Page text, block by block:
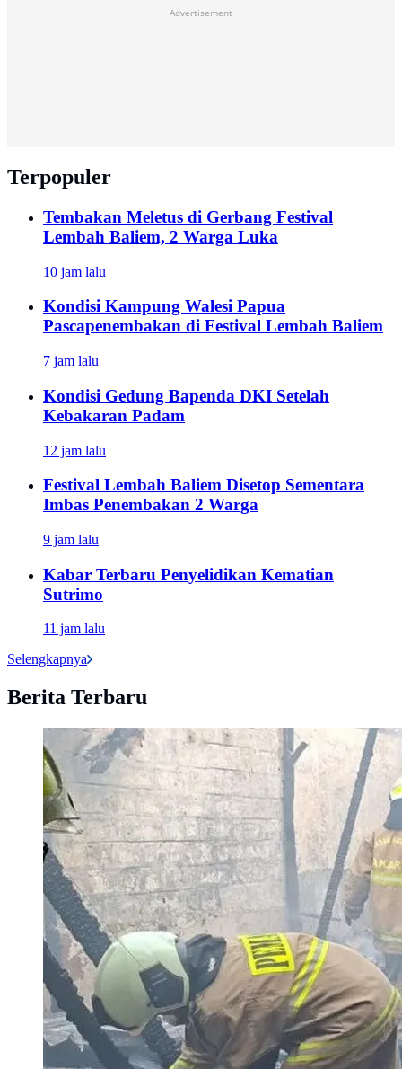
Advertisement
Terpopuler
Tembakan Meletus di Gerbang Festival
Lembah Baliem, 2 Warga Luka
10 jam lalu
Kondisi Kampung Walesi Papua
Pascapenembakan di Festival Lembah Baliem
7 jam lalu
Kondisi Gedung Bapenda DKI Setelah
Kebakaran Padam
12 jam lalu
Festival Lembah Baliem Disetop Sementara
Imbas Penembakan 2 Warga
9 jam lalu
Kabar Terbaru Penyelidikan Kematian
Sutrimo
11 jam lalu
Selengkapnya
Berita Terbaru